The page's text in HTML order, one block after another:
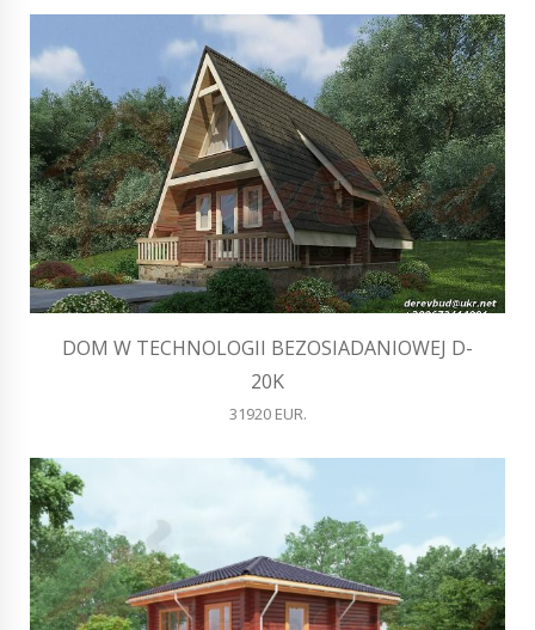
DOM W TECHNOLOGII BEZOSIADANIOWEJ D-
20K
31920 EUR.